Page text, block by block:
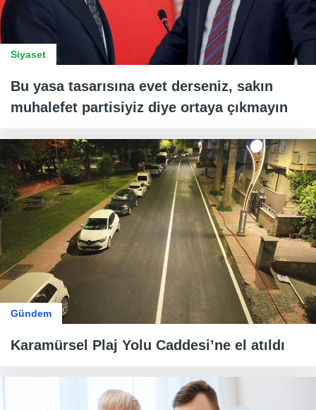
Siyaset
Bu yasa tasarısına evet derseniz, sakın
muhalefet partisiyiz diye ortaya çıkmayın
Gündem
Karamürsel Plaj Yolu Caddesi’ne el atıldı